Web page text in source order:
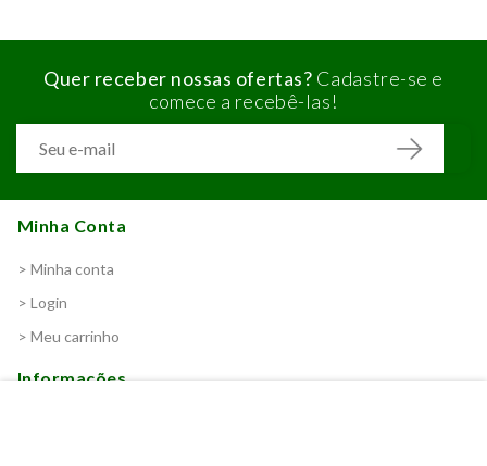
Quer receber nossas ofertas? Cadastre-se e
comece a recebê-las!
Minha Conta
> Minha conta
> Login
> Meu carrinho
Informações